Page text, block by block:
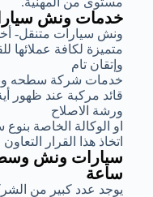
خدمات ونش
ونش سيارات متنقل-
متميزة لكافة عملائها
وإتقان تام
خدمات شركة سطحه
قائد مركبة عند ظهور
ورشة الاصلاح
او الوكالة الخاصة
اتخاذ هذا القرار
ساعة
يوجد عدد كبير من